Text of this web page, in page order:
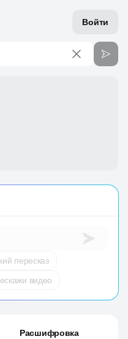
Войти
пересказ
видео
Расшифровка